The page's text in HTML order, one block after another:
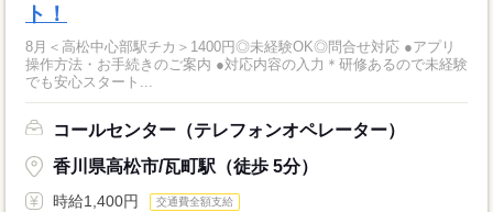
ト！
8月＜高松中心部駅チカ＞1400円◎未経験OK◎問合せ対応 ●アプリ
操作方法・お手続きのご案内 ●対応内容の入力＊研修あるので未経験
でも安心スタート...
コールセンター（テレフォンオペレーター）
香川県高松市/瓦町駅（徒歩 5分）
時給1,400円 交通費全額支給